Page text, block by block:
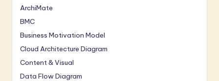
ArchiMate
BMC
Business Motivation Model
Cloud Architecture Diagram
Content & Visual
Data Flow Diagram